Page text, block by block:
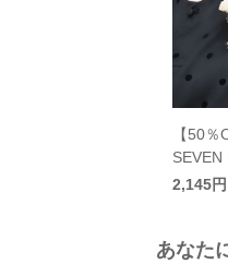
【50
SEVEN
イフラ
〈スペ
2,145円
あなた